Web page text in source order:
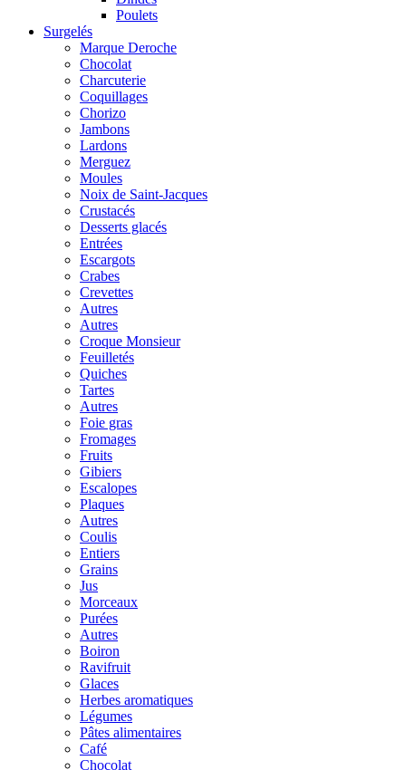
Poulets
Surgelés
Marque Deroche
Chocolat
Charcuterie
Coquillages
Chorizo
Jambons
Lardons
Merguez
Moules
Noix de Saint-Jacques
Crustacés
Desserts glacés
Entrées
Escargots
Crabes
Crevettes
Autres
Autres
Croque Monsieur
Feuilletés
Quiches
Tartes
Autres
Foie gras
Fromages
Fruits
Gibiers
Escalopes
Plaques
Autres
Coulis
Entiers
Grains
Jus
Morceaux
Purées
Autres
Boiron
Ravifruit
Glaces
Herbes aromatiques
Légumes
Pâtes alimentaires
Café
Chocolat